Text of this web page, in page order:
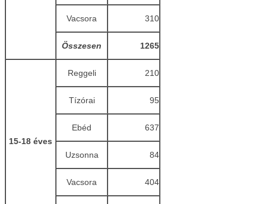
Vacsora 310
Összesen 1265
15-18 éves
Reggeli 210
Tízórai 95
Ebéd 637
Uzsonna 84
Vacsora 404